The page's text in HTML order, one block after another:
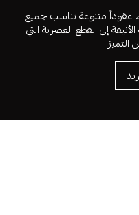
عقوداً متنوعة تناسب جميع
إلى القطع العصرية التي